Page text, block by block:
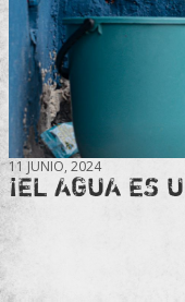
11 JUNIO, 2024
¡EL AGUA ES